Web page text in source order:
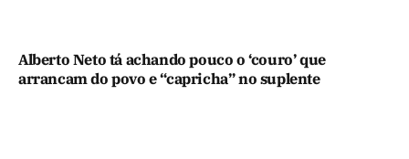
Alberto Neto tá achando pouco o ‘couro’ que
arrancam do povo e “capricha” no suplente